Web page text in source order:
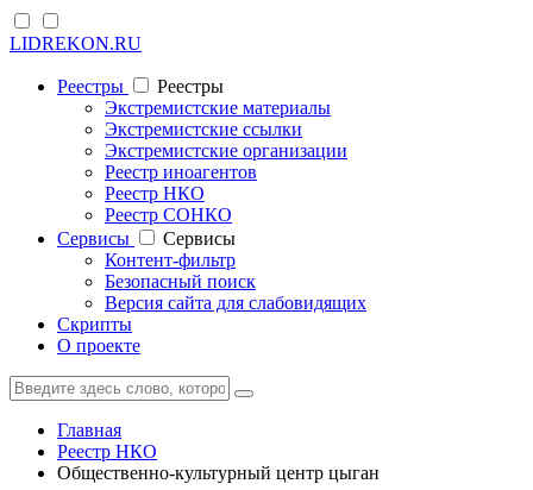
LIDREKON.RU
Реестры
Реестры
Экстремистские материалы
Экстремистские ссылки
Экстремистские организации
Реестр иноагентов
Реестр НКО
Реестр СОНКО
Cервисы
Cервисы
Контент-фильтр
Безопасный поиск
Версия сайта для слабовидящих
Скрипты
О проекте
Главная
Реестр НКО
Общественно-культурный центр цыган